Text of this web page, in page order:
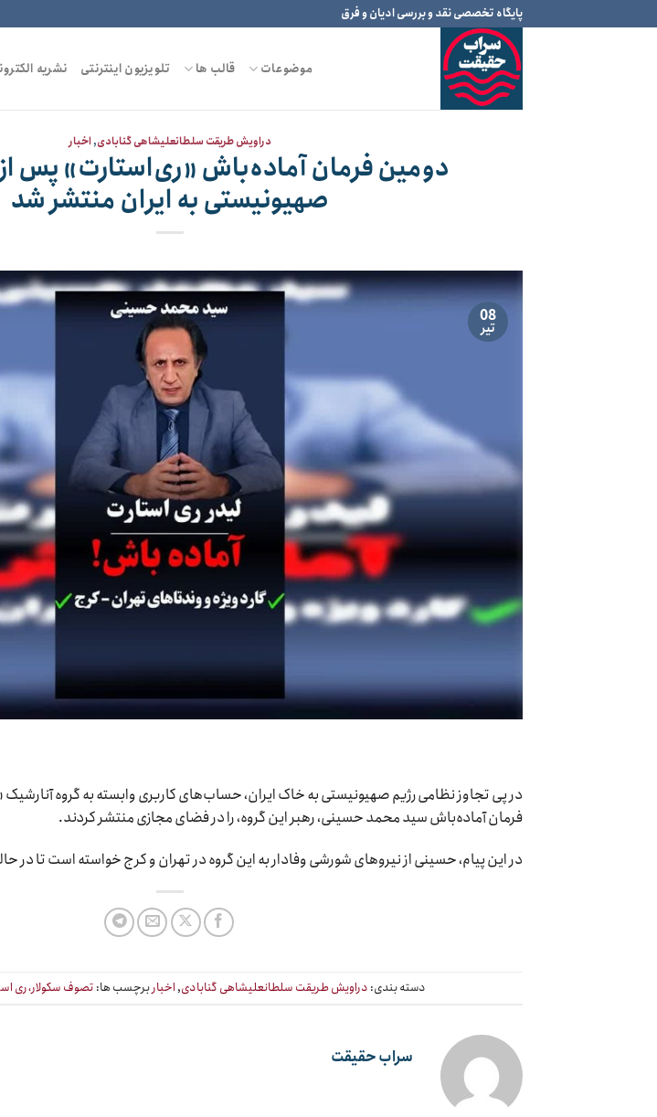
to
پایگاه تخصصی نقد و بررسی ادیان و فرق
موضوعات قالب ها تلویزیون اینترنتی نشریه
دراویش طریقت سلطانعلیشاهی گنابادی,اخبار
دومین فرمان آماده‌باش «ری‌استارت» پس
صهیونیستی به ایران منتشر شد
08
تیر
در پی تجاوز نظامی رژیم صهیونیستی به خاک ایران، حساب‌های کاربری وابسته به گروه آنارشیک
فرمان آماده‌باش سید محمد حسینی، رهبر این گروه، را در فضای مجازی منتشر کردند.
در این پیام، حسینی از نیروهای شورشی وفادار به این گروه در تهران و کرج خواسته است تا در
دسته بندی: دراویش طریقت سلطانعلیشاهی گنابادی,اخباربرچسب ها: تصوف سکولار، ری
سراب حقیقت